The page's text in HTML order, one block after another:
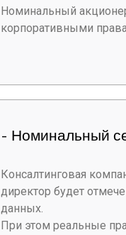
Номинальный
корпоративными
- Номинальный
Консалтинговая
директор будет
данных.
При этом реальные